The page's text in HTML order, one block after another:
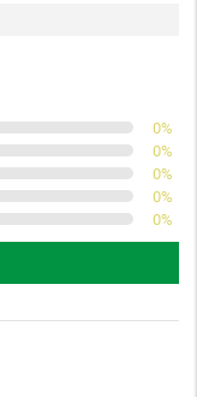
0%
0%
0%
0%
0%